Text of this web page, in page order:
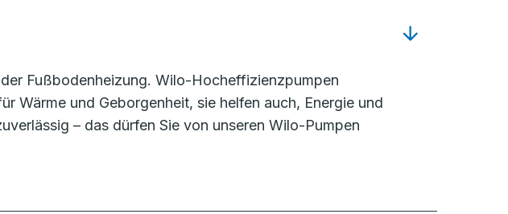
Fußbodenheizung. Wilo-Hocheffizienzpumpen
Wärme und Geborgenheit, sie helfen auch, Energie und
– das dürfen Sie von unseren Wilo-Pumpen